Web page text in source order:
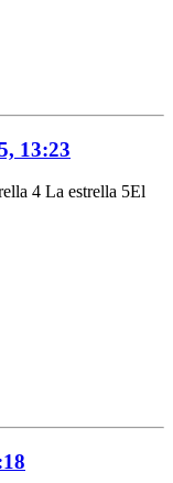
13:23
4 La estrella 5El